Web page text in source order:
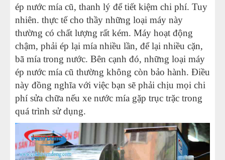
ép nước mía cũ, thanh lý để tiết kiệm chi phí. Tuy
nhiên. thực tế cho thầy những loại máy này
thường có chất lượng rất kém. Máy hoạt động
chậm, phải ép lại mía nhiều lần, để lại nhiều cặn,
bã mía trong nước. Bên cạnh đó, những loại máy
ép nước mía cũ thường không còn bảo hành. Điều
này đồng nghĩa với việc bạn sẽ phải chịu mọi chi
phí sửa chữa nếu xe nước mía gặp trục trặc trong
quá trình sử dụng.